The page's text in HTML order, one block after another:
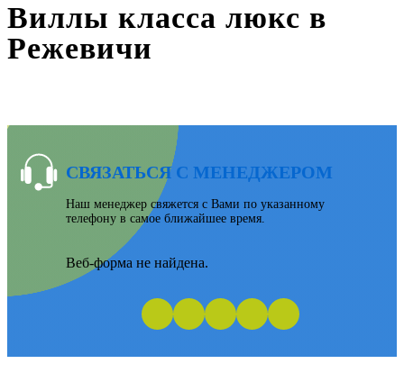
Виллы класса люкс в
Режевичи
СВЯЗАТЬСЯ С МЕНЕДЖЕРОМ
Наш менеджер свяжется с Вами по указанному
телефону в самое ближайшее время.
Веб-форма не найдена.